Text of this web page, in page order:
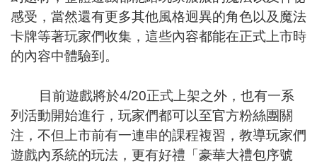
感受，當然還有更多其他風格迥異的角色以及魔法
卡牌等著玩家們收集，這些內容都能在正式上市時
的內容中體驗到。
目前遊戲將於4/20正式上架之外，也有一系
列活動開始進行，玩家們都可以至官方粉絲團關
注，不但上市前有一連串的課程複習，教導玩家們
遊戲內系統的玩法，更有好禮「豪華大禮包序號